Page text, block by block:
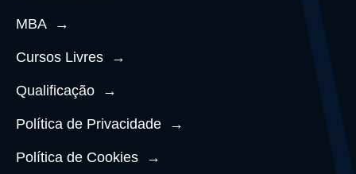
MBA →
Cursos Livres →
Qualificação →
Política de Privacidade →
Política de Cookies →